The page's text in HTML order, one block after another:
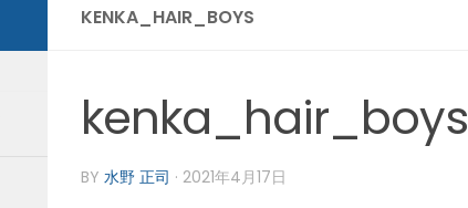
KENKA_HAIR_BOYS
kenka_hair_boys
BY 水野 正司 · 2021年4月17日